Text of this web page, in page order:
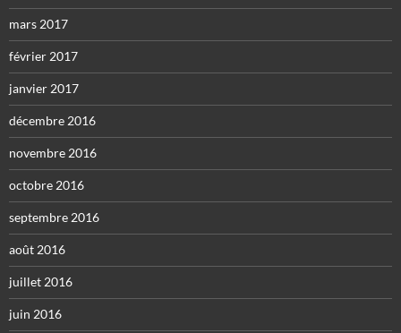
mars 2017
février 2017
janvier 2017
décembre 2016
novembre 2016
octobre 2016
septembre 2016
août 2016
juillet 2016
juin 2016